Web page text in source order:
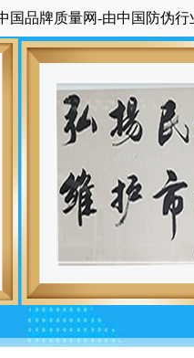
牌质量网-由中国防伪行业